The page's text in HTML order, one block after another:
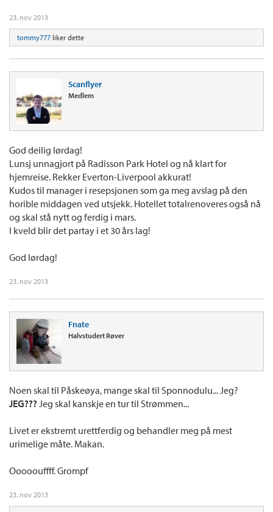
23. nov 2013
tommy777 liker dette
Scanflyer
Medlem
God deilig lørdag!
Lunsj unnagjort på Radisson Park Hotel og nå klart for
hjemreise. Rekker Everton-Liverpool akkurat!
Kudos til manager i resepsjonen som ga meg avslag på den
horible middagen ved utsjekk. Hotellet totalrenoveres også nå
og skal stå nytt og ferdig i mars.
I kveld blir det partay i et 30 års lag!
God lørdag!
23. nov 2013
Fnate
Halvstudert Røver
Noen skal til Påskeøya, mange skal til Sponnodulu... Jeg?
JEG??? Jeg skal kanskje en tur til Strømmen...
Livet er ekstremt urettferdig og behandler meg på mest
urimelige måte. Makan.
Ooooouffff. Grompf
23. nov 2013